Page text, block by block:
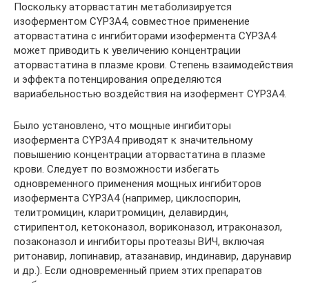
Поскольку аторвастатин метаболизируется
изоферментом CYP3A4, совместное применение
аторвастатина с ингибиторами изофермента CYP3A4
может приводить к увеличению концентрации
аторвастатина в плазме крови. Степень взаимодействия
и эффекта потенцирования определяются
вариабельностью воздействия на изофермент CYP3A4.
Было установлено, что мощные ингибиторы
изофермента CYP3A4 приводят к значительному
повышению концентрации аторвастатина в плазме
крови. Следует по возможности избегать
одновременного применения мощных ингибиторов
изофермента CYP3A4 (например, циклоспорин,
телитромицин, кларитромицин, делавирдин,
стирипентол, кетоконазол, вориконазол, итраконазол,
позаконазол и ингибиторы протеазы ВИЧ, включая
ритонавир, лопинавир, атазанавир, индинавир, дарунавир
и др.). Если одновременный прием этих препаратов